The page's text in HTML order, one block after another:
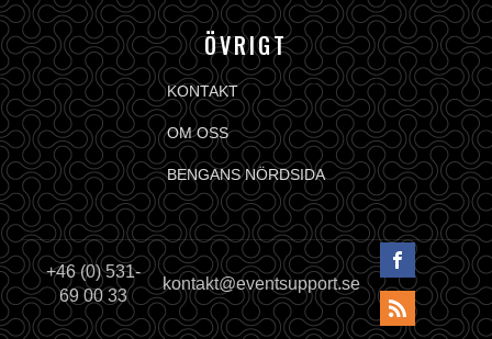
ÖVRIGT
KONTAKT
OM OSS
BENGANS NÖRDSIDA
+46 (0) 531-
69 00 33
kontakt@eventsupport.se